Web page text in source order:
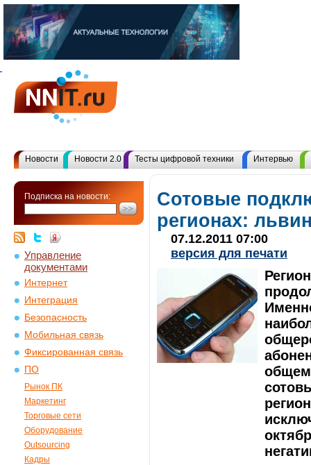
Новости Новости 2.0 Тесты цифровой техники Интервью
Подписка на новости:
Управление
документами
Интернет
Интеграция
Безопасность
Мобильная связь
Фиксированная связь
ПО
Рынок ПК
Маркетинг
Торговые сети
Оборудование
Outsourcing
Кадры
Сотовые
регионах:
07.12.2011 07:00
версия для печати
общем